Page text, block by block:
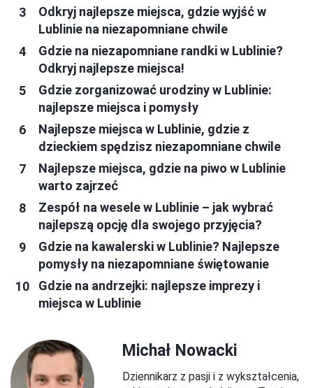
Odkryj najlepsze miejsca, gdzie wyjść w
Lublinie na niezapomniane chwile
Gdzie na niezapomniane randki w Lublinie?
Odkryj najlepsze miejsca!
Gdzie zorganizować urodziny w Lublinie:
najlepsze miejsca i pomysły
Najlepsze miejsca w Lublinie, gdzie z
dzieckiem spędzisz niezapomniane chwile
Najlepsze miejsca, gdzie na piwo w Lublinie
warto zajrzeć
Zespół na wesele w Lublinie – jak wybrać
najlepszą opcję dla swojego przyjęcia?
Gdzie na kawalerski w Lublinie? Najlepsze
pomysły na niezapomniane świętowanie
Gdzie na andrzejki: najlepsze imprezy i
miejsca w Lublinie
Michał Nowacki
Dziennikarz z pasji i z wykształcenia,